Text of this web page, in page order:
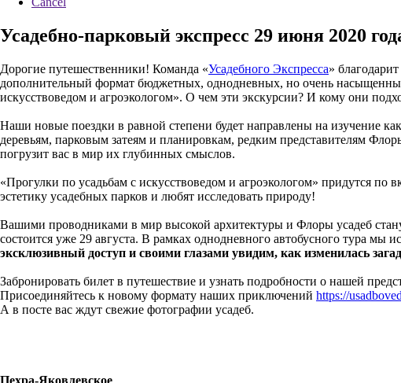
Усадебно-парковый экспресс 29 июня 2020
Дорогие путешественники! Команда «Усадебного Экспресса»
дополнительный формат бюджетных, однодневных, но очень
искусствоведом и агроэкологом». О чем эти экскурсии? И кому они
Наши новые поездки в равной степени будет направлены на изучение
деревьям, парковым затеям и планировкам, редким представителям
погрузит вас в мир их глубинных смыслов.
«Прогулки по усадьбам с искусствоведом и агроэкологом» придутся
эстетику усадебных парков и любят исследовать природу!
Вашими проводниками в мир высокой архитектуры и Флоры усадеб
состоится уже 29 августа. В рамках однодневного автобусного тура мы
эксклюзивный доступ и своими глазами увидим, как изменилась
Забронировать билет в путешествие и узнать подробности о нашей
Присоединяйтесь к новому формату наших приключений https://
А в посте вас ждут свежие фотографии усадеб.
Пехра-Яковлевское